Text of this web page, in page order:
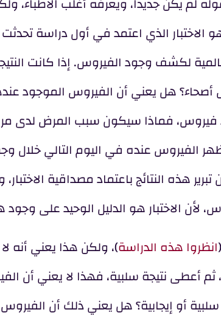
الاختبار الذي اعتمد في أول دراسة
لكشف وجود الفيروس. إذا كانت
هل يعني أن الفيروس الموجود
فيروس، فماذا سيكون سبب المرض لدى
الفيروس عنده في اليوم التالي خلال
هذه النتائج باعتماد مصداقية
الاختبار هو الدليل الوحيد على
انظروا هذه الدراسة)، ولكن هذا يعني أنه
ثم أعطى نتيجة سلبية، فهذا لا يعني أن
سلبية أو إيجابية؟ هل يعني ذلك أن